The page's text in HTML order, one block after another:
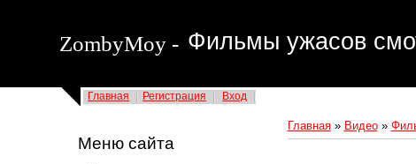
ZombyMoy - Фильмы ужасов
Главная Регистрация Вход
Меню сайта
Главная» Видео»